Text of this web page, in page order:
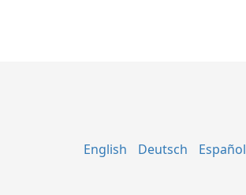
English Deutsch Español